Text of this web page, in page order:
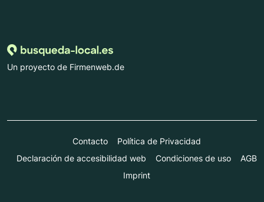
Un proyecto de Firmenweb.de
Contacto
Política de Privacidad
Declaración de accesibilidad web
Condiciones de uso
AGB
Imprint